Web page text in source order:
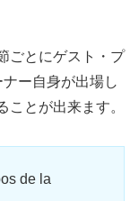
ごとにゲスト・プ
ー自身が出場し
とが出来ます。
de la